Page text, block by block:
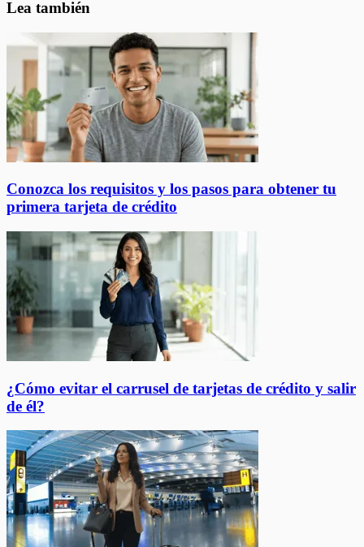
Lea también
Conozca los requisitos y los pasos para obtener tu
primera tarjeta de crédito
¿Cómo evitar el carrusel de tarjetas de crédito y salir
de él?